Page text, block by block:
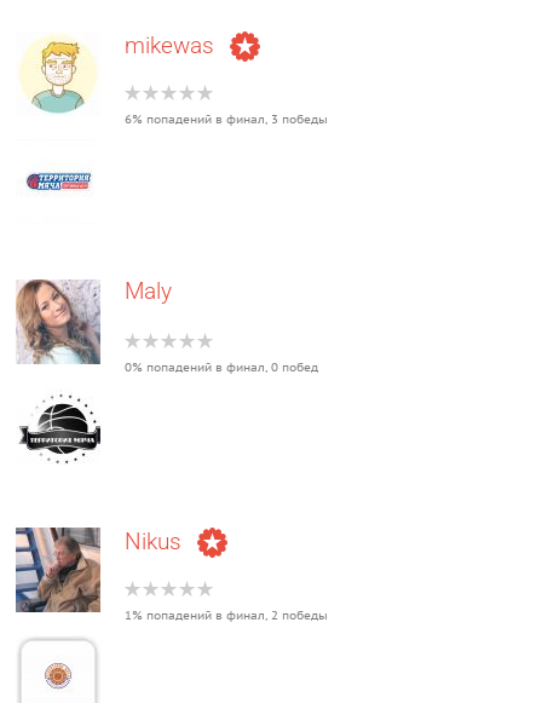
mikewas
6% попадений в финал, 3 победы
Maly
0% попадений в финал, 0 побед
Nikus
1% попадений в финал, 2 победы